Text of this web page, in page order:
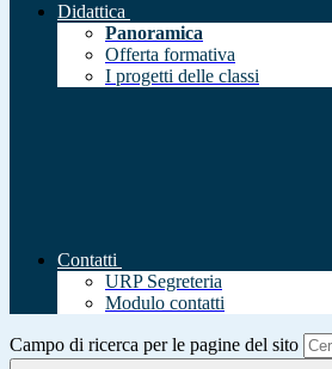
Didattica
Panoramica
Offerta formativa
I progetti delle classi
Contatti
URP Segreteria
Modulo contatti
Campo di ricerca per le pagine del sito